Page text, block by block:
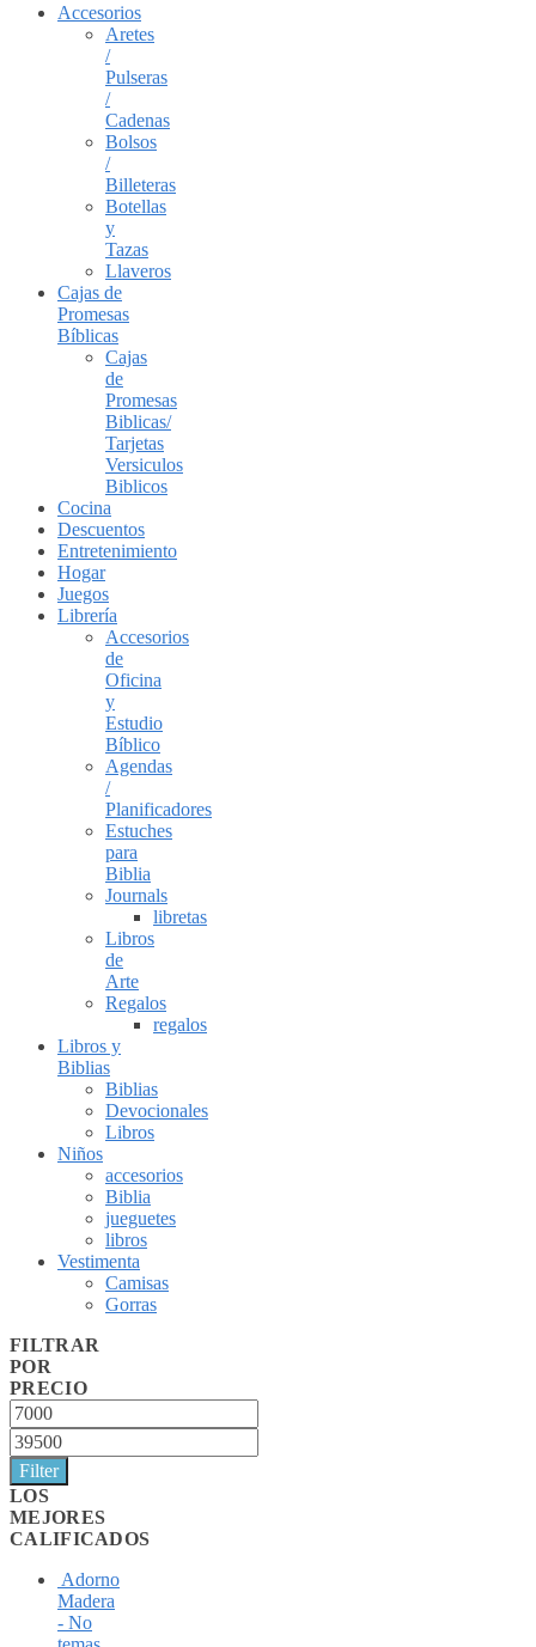
Accesorios
Aretes
/
Pulseras
/
Cadenas
Bolsos
/
Billeteras
Botellas
y
Tazas
Llaveros
Cajas de
Promesas
Bíblicas
Cajas
de
Promesas
Biblicas/
Tarjetas
Versiculos
Biblicos
Cocina
Descuentos
Entretenimiento
Hogar
Juegos
Librería
Accesorios
de
Oficina
y
Estudio
Bíblico
Agendas
/
Planificadores
Estuches
para
Biblia
Journals
libretas
Libros
de
Arte
Regalos
regalos
Libros y
Biblias
Biblias
Devocionales
Libros
Niños
accesorios
Biblia
jueguetes
libros
Vestimenta
Camisas
Gorras
FILTRAR
POR
PRECIO
Min
price
Max
price
Filter
LOS
MEJORES
CALIFICADOS
Adorno
Madera
- No